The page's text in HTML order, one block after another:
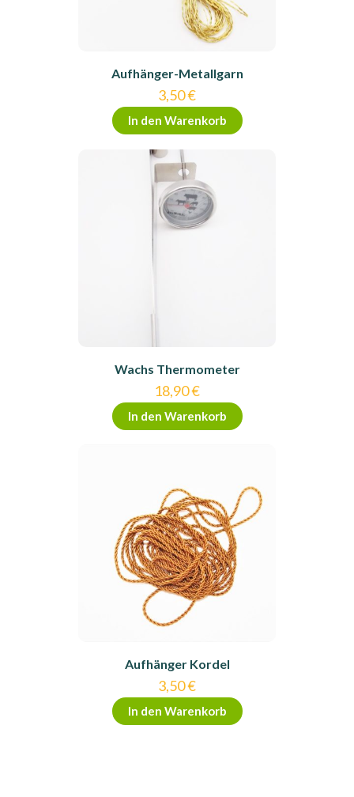
Aufhänger-Metallgarn
3,50€
In den Warenkorb
Wachs Thermometer
18,90€
In den Warenkorb
Aufhänger Kordel
3,50€
In den Warenkorb